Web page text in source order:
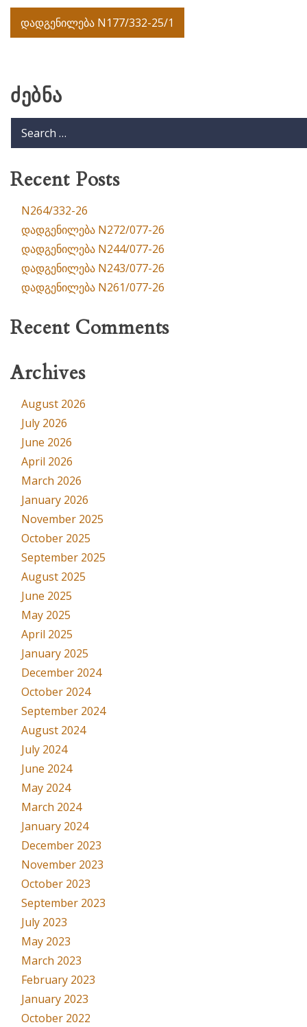
Post
navigation
დადგენილება N177/332-25/1
ძებნა
Recent Posts
N264/332-26
დადგენილება N272/077-26
დადგენილება N244/077-26
დადგენილება N243/077-26
დადგენილება N261/077-26
Recent Comments
Archives
August 2026
July 2026
June 2026
April 2026
March 2026
January 2026
November 2025
October 2025
September 2025
August 2025
June 2025
May 2025
April 2025
January 2025
December 2024
October 2024
September 2024
August 2024
July 2024
June 2024
May 2024
March 2024
January 2024
December 2023
November 2023
October 2023
September 2023
July 2023
May 2023
March 2023
February 2023
January 2023
October 2022